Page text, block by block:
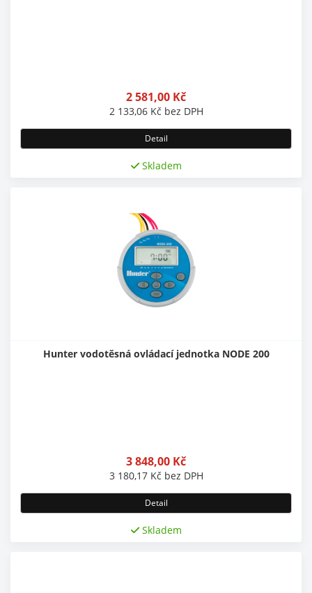
2 581,00 Kč
2 133,06 Kč bez DPH
Detail
Skladem
Hunter vodotěsná ovládací jednotka NODE 200
3 848,00 Kč
3 180,17 Kč bez DPH
Detail
Skladem